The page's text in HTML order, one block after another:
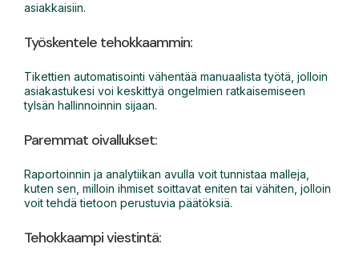
asiakkaisiin.
Työskentele tehokkaammin:
Tikettien automatisointi vähentää manuaalista työtä, jolloin
asiakastukesi voi keskittyä ongelmien ratkaisemiseen
tylsän hallinnoinnin sijaan.
Paremmat oivallukset:
Raportoinnin ja analytiikan avulla voit tunnistaa malleja,
kuten sen, milloin ihmiset soittavat eniten tai vähiten, jolloin
voit tehdä tietoon perustuvia päätöksiä.
Tehokkaampi viestintä: